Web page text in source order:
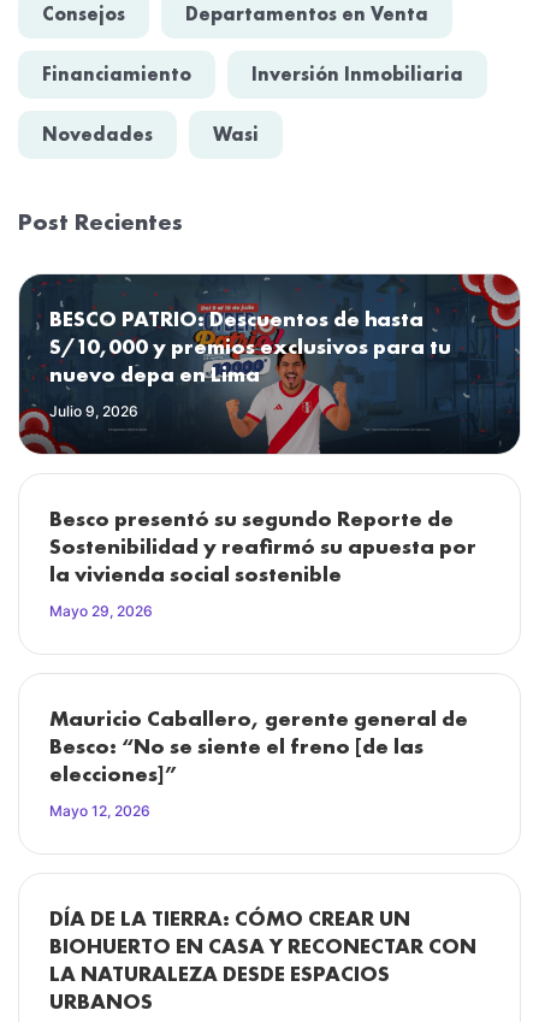
Consejos Departamentos en Venta
Financiamiento Inversión Inmobiliaria
Novedades Wasi
Post Recientes
BESCO PATRIO: Descuentos de hasta
S/10,000 y premios exclusivos para tu
nuevo depa en Lima
Julio 9, 2026
Besco presentó su segundo Reporte de
Sostenibilidad y reafirmó su apuesta por
la vivienda social sostenible
Mayo 29, 2026
Mauricio Caballero, gerente general de
Besco: “No se siente el freno [de las
elecciones]”
Mayo 12, 2026
DÍA DE LA TIERRA: CÓMO CREAR UN
BIOHUERTO EN CASA Y RECONECTAR CON
LA NATURALEZA DESDE ESPACIOS
URBANOS